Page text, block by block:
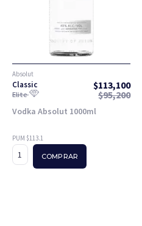
Absolut
Classic $113,100
Elite $95,200
Vodka Absolut 1000ml
PUM $113.1
COMPRAR